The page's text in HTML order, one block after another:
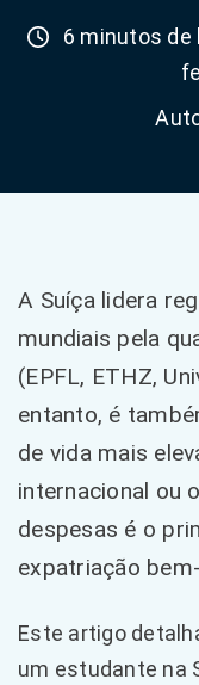
6 minutos de
A Suíça lidera
mundiais pela
(EPFL, ETHZ,
entanto, é
de vida mais
internacional ou
despesas é o
expatriação
Este artigo
um estudante na